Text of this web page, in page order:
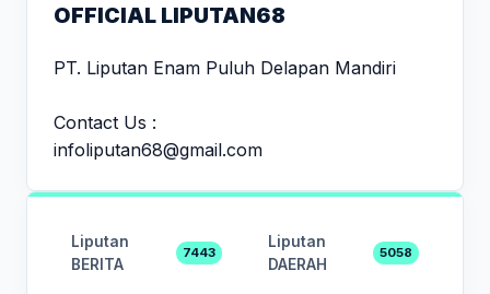
OFFICIAL LIPUTAN68
PT. Liputan Enam Puluh Delapan Mandiri
Contact Us :
infoliputan68@gmail.com
Liputan
BERITA
7443
Liputan
DAERAH
5058